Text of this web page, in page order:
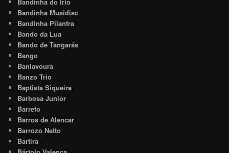
Bandinha Musidisc
Bandinha Pilantra
Bando da Lua
Bando de Tangarás
Bango
Banlavoura
Banzo Trio
Baptista Siqueira
Barbosa Junior
Barreto
Barros de Alencar
Barrozo Netto
Bartira